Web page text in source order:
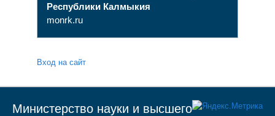
Республики Калмыкия
monrk.ru
Вход на сайт
Министерство науки и высшего